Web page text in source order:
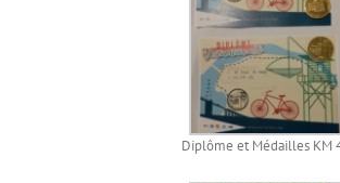
Diplôme et Médailles KM